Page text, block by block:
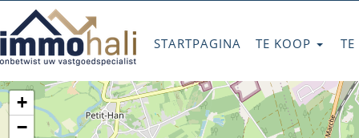
STARTPAGINA TE KOOP
+
−